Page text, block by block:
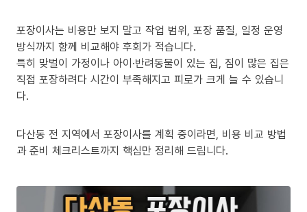
포장이사는 비용만 보지 말고 작업 범위, 포장 품질, 일정 운영
방식까지 함께 비교해야 후회가 적습니다.
특히 맞벌이 가정이나 아이·반려동물이 있는 집, 짐이 많은 집은
직접 포장하려다 시간이 부족해지고 피로가 크게 늘 수 있습니
다.
다산동 전 지역에서 포장이사를 계획 중이라면, 비용 비교 방법
과 준비 체크리스트까지 핵심만 정리해 드립니다.